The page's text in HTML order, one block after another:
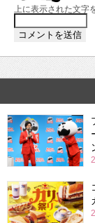
上に表示された文字